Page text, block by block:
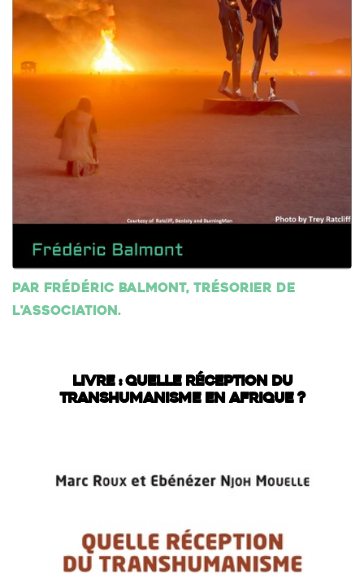
Par Frédéric Balmont, trésorier de
l'association.
LIVRE : QUELLE RÉCEPTION DU
TRANSHUMANISME EN AFRIQUE ?